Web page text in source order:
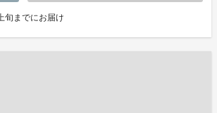
旬までにお届け